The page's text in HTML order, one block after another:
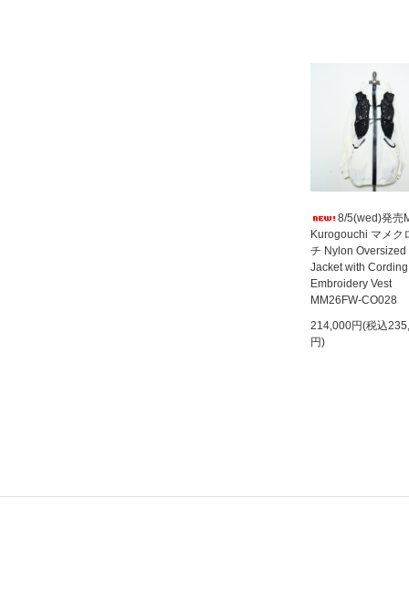
8/5(wed)発売
Kurogouchi マメク
チ Nylon Oversized
Jacket with Cording
Embroidery Vest
MM26FW-CO028
214,000円(税込
円)